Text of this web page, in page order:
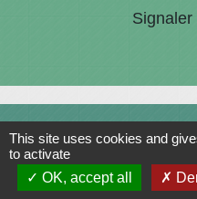
Contacts
Commune de Saint-
1, Place de la Mairie
This site uses cookies and
to activate
OK, accept all